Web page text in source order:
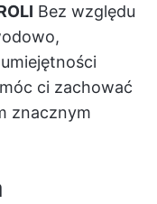
Bez względu
umiejętności
ci zachować
znacznym